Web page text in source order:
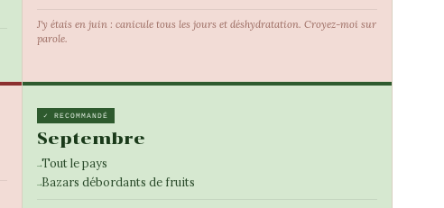
J'y étais en juin : canicule tous les jours et déshydratation. Croyez-moi sur
parole.
✓ RECOMMANDÉ
Septembre
Tout le pays
Bazars débordants de fruits